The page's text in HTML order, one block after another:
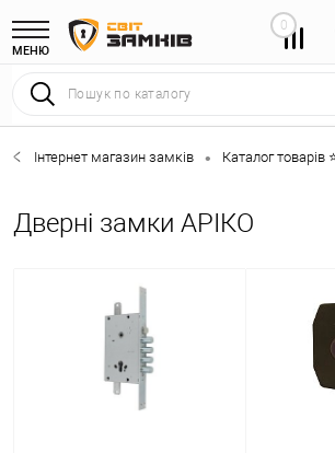
МЕНЮ
0
Інтернет магазин замків • Каталог товарів
Дверні замки АРІКО